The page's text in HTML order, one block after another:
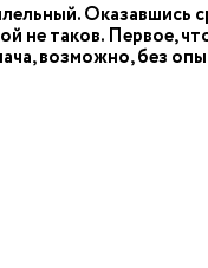
Оказавшись
не таков. Первое,
возможно, без